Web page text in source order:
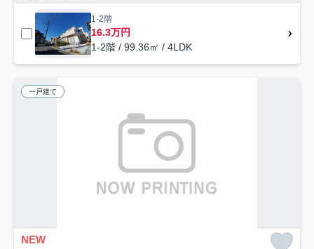
1-2階
16.3万円
1-2階 / 99.36㎡ / 4LDK
一戸建て
NEW